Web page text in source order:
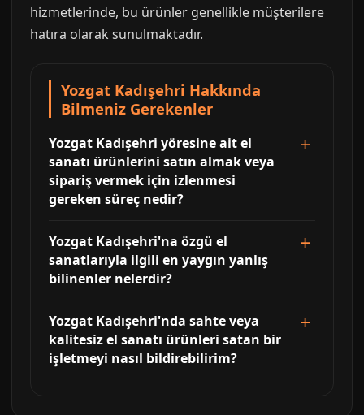
hizmetlerinde, bu ürünler genellikle müşterilere
hatıra olarak sunulmaktadır.
Yozgat Kadışehri Hakkında
Bilmeniz Gerekenler
Yozgat Kadışehri yöresine ait el
sanatı ürünlerini satın almak veya
sipariş vermek için izlenmesi
gereken süreç nedir?
Yozgat Kadışehri'na özgü el
sanatlarıyla ilgili en yaygın yanlış
bilinenler nelerdir?
Yozgat Kadışehri'nda sahte veya
kalitesiz el sanatı ürünleri satan bir
işletmeyi nasıl bildirebilirim?